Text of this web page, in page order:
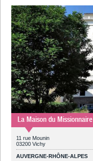
La Maison du Missionnaire
11 rue Mounin
03200 Vichy
AUVERGNE-RHÔNE-ALPES